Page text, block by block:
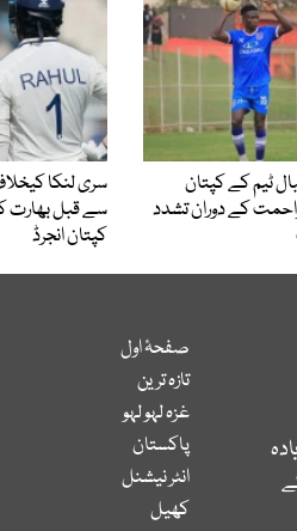
ٹیم کے کپتان
کے دوران تشدد
سری لنکا
سے قبل بھارت
کپتان انجرڈ
صفحۂ اول
تازہ ترین
غزہ لہو لہو
پاکستان
انٹر نیشنل
کھیل